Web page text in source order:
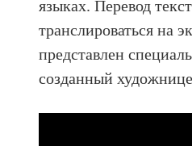
языках. Перевод
транслироваться на
представлен
созданный